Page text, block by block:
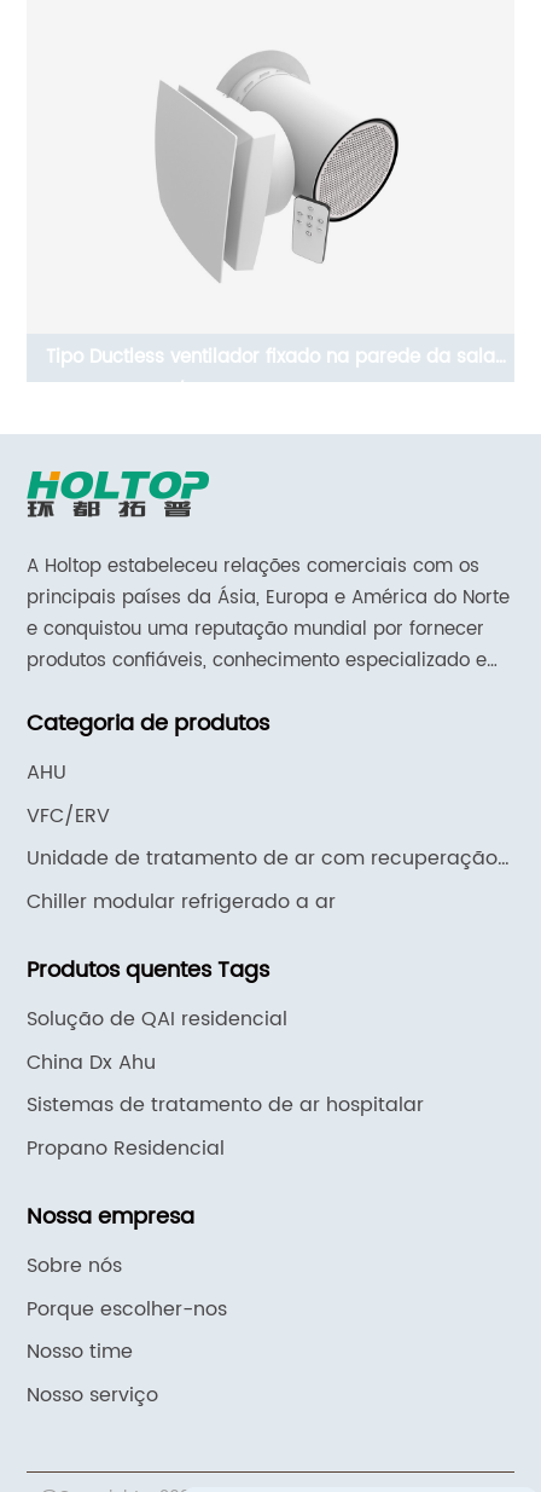
Tipo Ductless ventilador fixado na parede da sala
A Holtop estabeleceu relações comerciais com os
principais países da Ásia, Europa e América do Norte
e conquistou uma reputação mundial por fornecer
produtos confiáveis, conhecimento especializado em
Categoria de produtos
AHU
VFC/ERV
Unidade de tratamento de ar com recuperação
de calor HJK
Chiller modular refrigerado a ar
Produtos quentes Tags
Solução de QAI residencial
China Dx Ahu
Sistemas de tratamento de ar hospitalar
Propano Residencial
Nossa empresa
Sobre nós
Porque escolher-nos
Nosso time
Nosso serviço